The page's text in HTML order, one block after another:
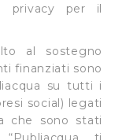
di
gestire
i
destinatarie
privacy per il
al sostegno
finanziati sono
su tutti i
social) legati
che sono stati